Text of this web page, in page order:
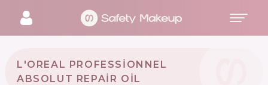
L'OREAL PROFESSIONNEL
ABSOLUT REPAIR OIL